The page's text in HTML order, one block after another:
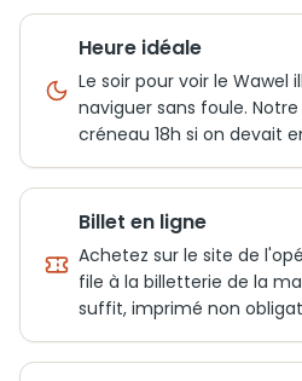
Heure idéale
Le soir pour voir le Wawel
naviguer sans foule.
créneau 18h si on devait
Billet en ligne
Achetez sur le site de
file à la billetterie de la
suffit, imprimé non